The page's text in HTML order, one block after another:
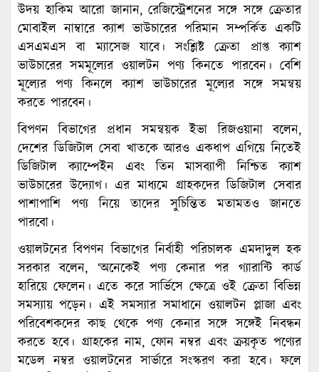
উদয় হাকিম আরো জানান, রেজিস্ট্রেশনের সঙ্গে সঙ্গে ক্রেতার
মোবাইল নাম্বারে ক্যাশ ভাউচারের পরিমান সম্পর্কিত একটি
এসএমএস বা ম্যাসেজ যাবে। সংশ্লিষ্ট ক্রেতা প্রাপ্ত ক্যাশ
ভাউচারের সমমূল্যের ওয়ালটন পণ্য কিনতে পারবেন। বেশি
মূল্যের পণ্য কিনলে ক্যাশ ভাউচারের মূল্যের সঙ্গে সমন্বয়
করতে পারবেন।
বিপণন বিভাগের প্রধান সমন্বয়ক ইভা রিজওয়ানা বলেন,
দেশের ডিজিটাল সেবা খাতকে আরও একধাপ এগিয়ে নিতেই
ডিজিটাল ক্যাম্পেইন এবং তিন মাসব্যাপী নিশ্চিত ক্যাশ
ভাউচারের উদ্যোগ। এর মাধ্যমে গ্রাহকদের ডিজিটাল সেবার
পাশাপাশি পণ্য নিয়ে তাদের সুচিন্তিত মতামতও জানতে
পারবো।
ওয়ালটনের বিপণন বিভাগের নির্বাহী পরিচালক এমদাদুল হক
সরকার বলেন, ‘অনেকেই পণ্য কেনার পর গ্যারান্টি কার্ড
হারিয়ে ফেলেন। এতে করে সার্ভিসে ক্ষেত্রে ওই ক্রেতা বিভিন্ন
সমস্যায় পড়েন। এই সমস্যার সমাধানে ওয়ালটন প্লাজা এবং
পরিবেশকদের কাছ থেকে পণ্য কেনার সঙ্গে সঙ্গেই নিবন্ধন
করতে হবে। গ্রাহকের নাম, ফোন নম্বর এবং ক্রয়কৃত পণ্যের
মডেল নম্বর ওয়ালটনের সার্ভারে সংস্করণ করা হবে। ফলে